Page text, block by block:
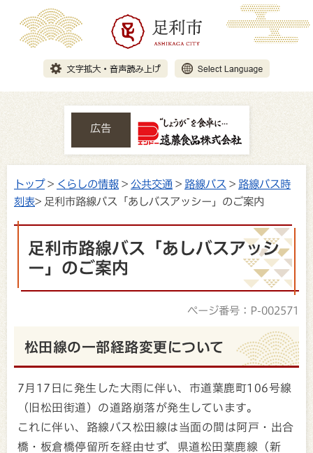
広告
トップ> くらしの情報 > 公共交通 > 路線バス > 路線バス時
刻表> 足利市路線バス「あしバスアッシー」のご案内
足利市路線バス「あしバスアッシ
ー」のご案内
ページ番号：P-002571
松田線の一部経路変更について
7月17日に発生した大雨に伴い、市道葉鹿町106号線
（旧松田街道）の道路崩落が発生しています。
これに伴い、路線バス松田線は当面の間は阿戸・出合
橋・板倉橋停留所を経由せず、県道松田葉鹿線（新